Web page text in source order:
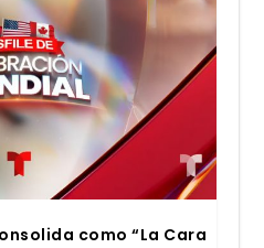
como “La Cara